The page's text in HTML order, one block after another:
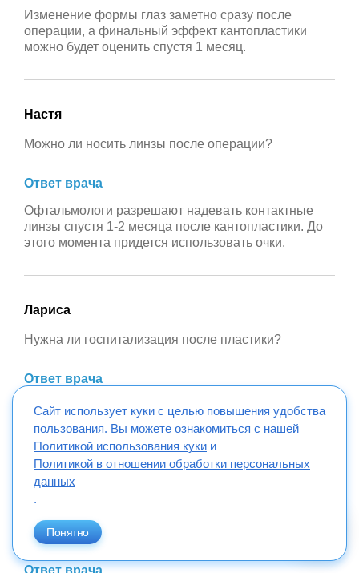
Изменение формы глаз заметно сразу после
операции, а финальный эффект кантопластики
можно будет оценить спустя 1 месяц.
Настя
Можно ли носить линзы после операции?
Ответ врача
Офтальмологи разрешают надевать контактные
линзы спустя 1-2 месяца после кантопластики. До
этого момента придется использовать очки.
Лариса
Нужна ли госпитализация после пластики?
Ответ врача
Стандартная кантопластика — операция “одного
дня”, которая не требует длительного пребывания в
блефаропластикой?
Ответ врача
Сайт использует куки с целью повышения удобства
пользования. Вы можете ознакомиться с нашей
Политикой использования куки и
Политикой в отношении обработки персональных
данных
.
Понятно